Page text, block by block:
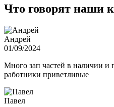
Что говорят наши
Андрей
01/09/2024
Много зап частей в наличии и
работники приветливые
Павел